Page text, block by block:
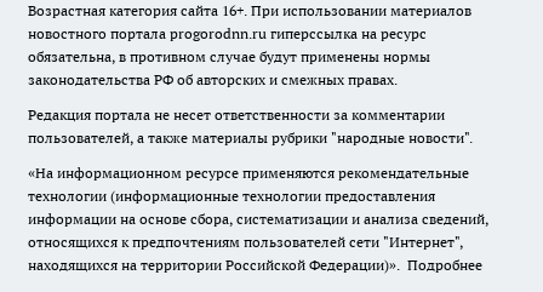
Возрастная категория сайта 16+. При использовании материалов
новостного портала progorodnn.ru гиперссылка на ресурс
обязательна, в противном случае будут применены нормы
законодательства РФ об авторских и смежных правах.
Редакция портала не несет ответственности за комментарии
пользователей, а также материалы рубрики "народные новости".
«На информационном ресурсе применяются рекомендательные
технологии (информационные технологии предоставления
информации на основе сбора, систематизации и анализа сведений,
относящихся к предпочтениям пользователей сети "Интернет",
находящихся на территории Российской Федерации)». Подробнее